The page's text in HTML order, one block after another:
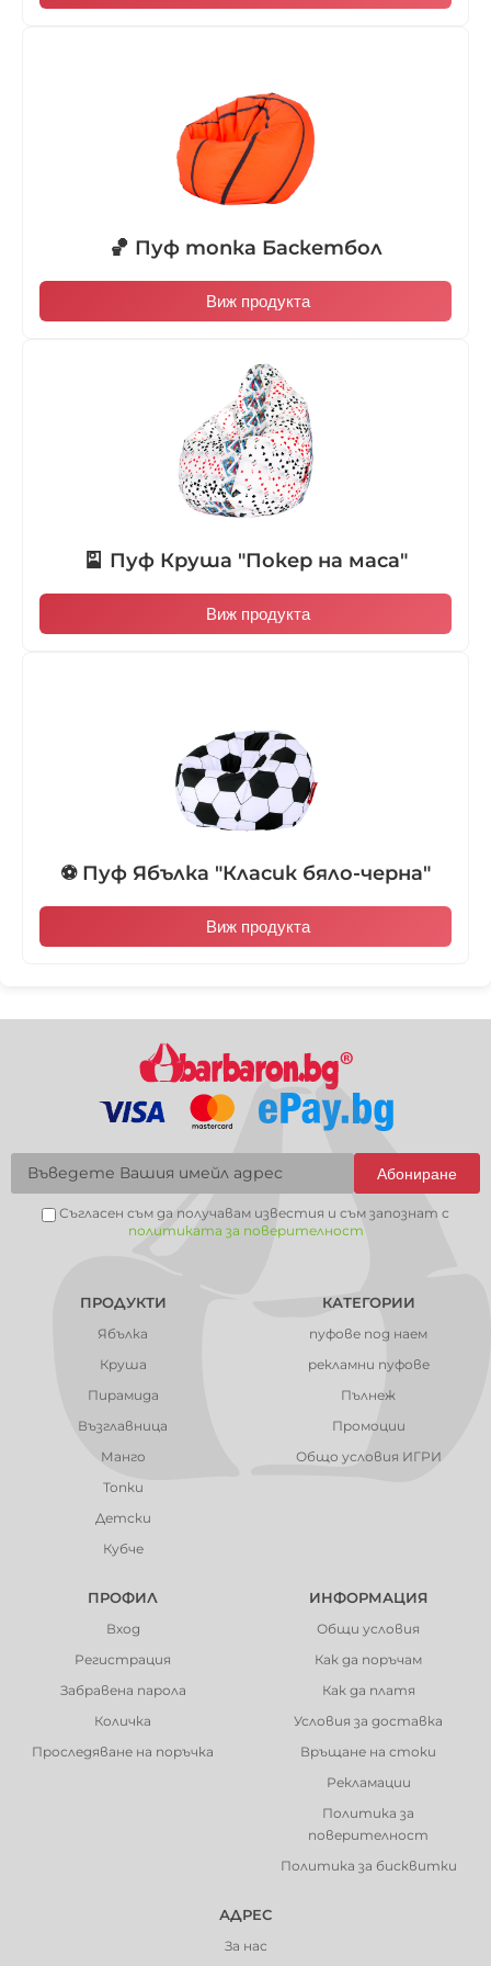
🏀 Пуф топка Баскетбол
Виж продукта
🎴 Пуф Круша "Покер на маса"
Виж продукта
⚽ Пуф Ябълка "Класик бяло-черна"
Виж продукта
Абониране
Съгласен съм да получавам известия и съм запознат с
политиката за поверителност
ПРОДУКТИ
Ябълка
Круша
Пирамида
Възглавница
Манго
Топки
Детски
Кубче
КАТЕГОРИИ
пуфове под наем
рекламни пуфове
Пълнеж
Промоции
Общо условия ИГРИ
ПРОФИЛ
Вход
Регистрация
Забравена парола
Количка
Проследяване на поръчка
ИНФОРМАЦИЯ
Общи условия
Как да поръчам
Как да платя
Условия за доставка
Връщане на стоки
Рекламации
Политика за
поверителност
Политика за бисквитки
АДРЕС
За нас